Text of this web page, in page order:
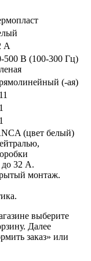
А
500 В (100-300 Гц)
(-ая)
(цвет белый)
до 32 А.
монтаж.
выберите
Далее
заказ» или